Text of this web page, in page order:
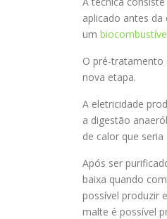
aplicado antes
um
O pré-
nova etapa.
A eletricidade
a digestão
de calor que
Após ser
baixa quando
possível produzir
malte é possível